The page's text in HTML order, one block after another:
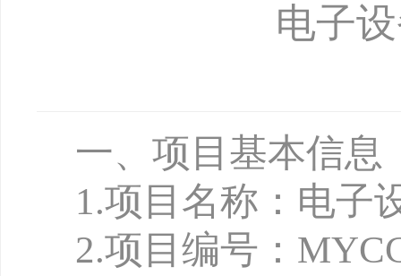
银
电子
一、项目基本信息
1.项目名称：电子
2.项目编号：